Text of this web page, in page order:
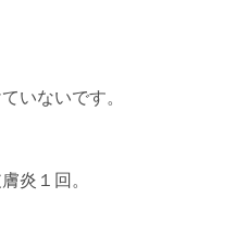
いないです。
炎１回。